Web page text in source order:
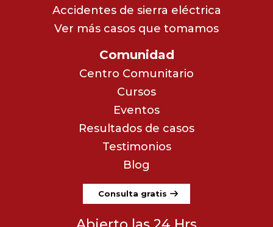
Accidentes de sierra eléctrica
Ver más casos que tomamos
Comunidad
Centro Comunitario
Cursos
Eventos
Resultados de casos
Testimonios
Blog
Consulta gratis